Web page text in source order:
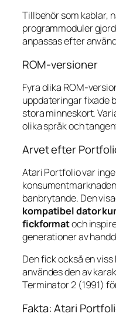
Tillbehör som kablar,
programmoduler
anpassas efter
ROM-versioner
Fyra olika ROM-
uppdateringar fixade
stora minneskort.
olika språk och
Arvet efter
Atari Portfolio var
banbrytande. Den
kompatibel dator
fickformatoch
generationer av
Den fick också en
användes den av
Terminator 2(1991)
Fakta: Atari